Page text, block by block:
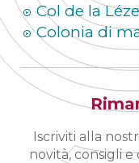
Col de la
Colonia di
Iscriviti alla
novità, consigli